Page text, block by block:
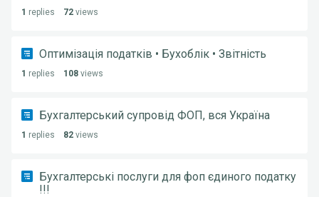
1 replies 72 views
Оптимізація податків • Бухоблік • Звітність
1 replies 108 views
Бухгалтерський супровід ФОП, вся Україна
1 replies 82 views
Бухгалтерські послуги для фоп єдиного податку
!!!